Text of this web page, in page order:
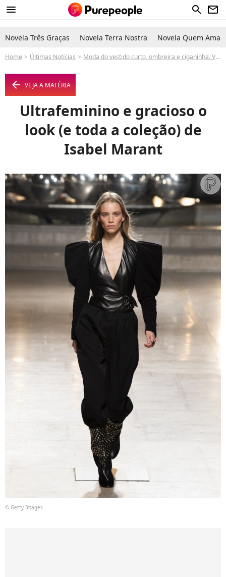
menu search newsletter
Novela Três Graças Novela Terra Nostra Novela Quem Ama
Home Últimas Notícias Moda do vestido curto, ombreira e ciganinha. Veja como usar
arrow_left VEJA A MATÉRIA
Ultrafeminino e gracioso o
look (e toda a coleção) de
Isabel Marant
© Getty Images